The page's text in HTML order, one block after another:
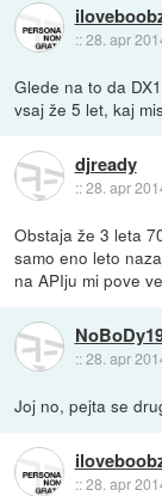
::28. apr
Glede na to da
vsaj že 5 let, kaj
djready
::28. apr
Obstaja že 3 leta
samo eno leto
na APIju mi pove
::28. apr
Joj no, pejta se
::28. apr